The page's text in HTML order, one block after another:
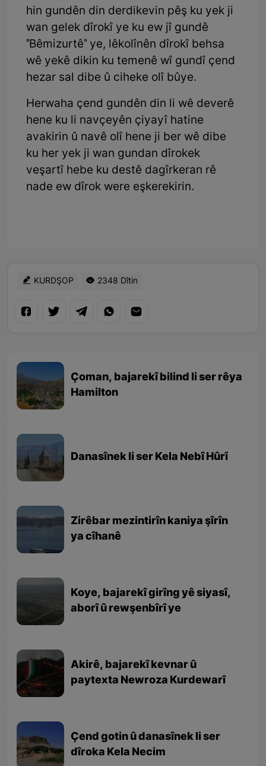
hin gundên din derdikevin pêş ku yek ji
wan gelek dîrokî ye ku ew jî gundê
"Bêmizurtê" ye, lêkolînên dîrokî behsa
wê yekê dikin ku temenê wî gundî çend
hezar sal dibe û ciheke olî bûye.
Herwaha çend gundên din li wê deverê
hene ku li navçeyên çiyayî hatine
avakirin û navê olî hene ji ber wê dibe
ku her yek ji wan gundan dîrokek
veşartî hebe ku destê dagîrkeran rê
nade ew dîrok were eşkerekirin.
KURDŞOP 2348 Dîtin
Çoman, bajarekî bilind li ser rêya
Hamilton
Danasînek li ser Kela Nebî Hûrî
Zirêbar mezintirîn kaniya şîrîn
ya cîhanê
Koye, bajarekî girîng yê siyasî,
aborî û rewşenbîrî ye
Akirê, bajarekî kevnar û
paytexta Newroza Kurdewarî
Çend gotin û danasînek li ser
dîroka Kela Necim